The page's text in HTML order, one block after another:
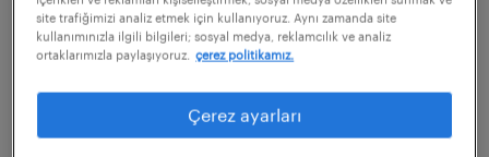
uyguladığınız bazı filtreleri kaldırmayı
değerlendirebilirsiniz
Aramanıza uzmanlık alanlarını düzelterek
site trafiğimizi analiz etmek için kullanıyoruz. Aynı zamanda site
kullanımınızla ilgili bilgileri; sosyal medya, reklamcılık ve analiz
ortaklarımızla paylaşıyoruz. çerez politikamız.
Çerez ayarları